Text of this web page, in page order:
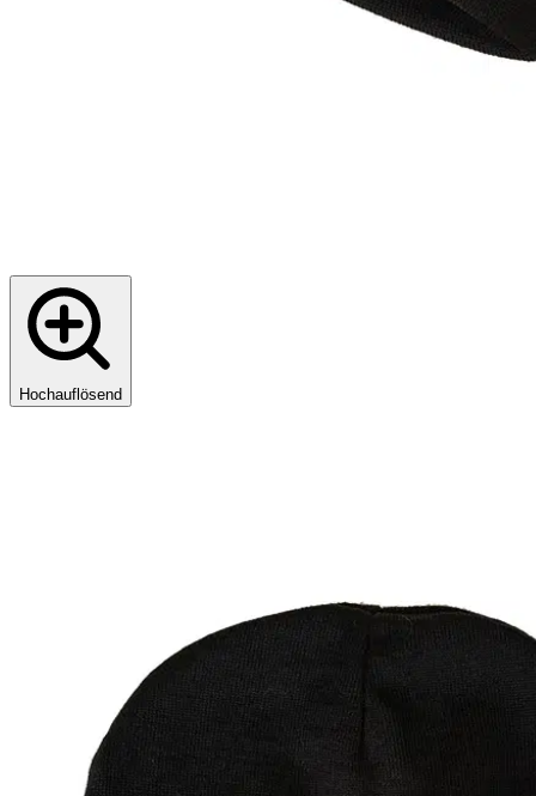
Hochauflösend